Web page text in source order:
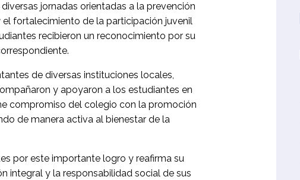
jornadas orientadas a la prevención
fortalecimiento de la participación juvenil
recibieron un reconocimiento por su
de diversas instituciones locales,
y apoyaron a los estudiantes en
compromiso del colegio con la promoción
de manera activa al bienestar de la
por este importante logro y reafirma su
integral y la responsabilidad social de sus